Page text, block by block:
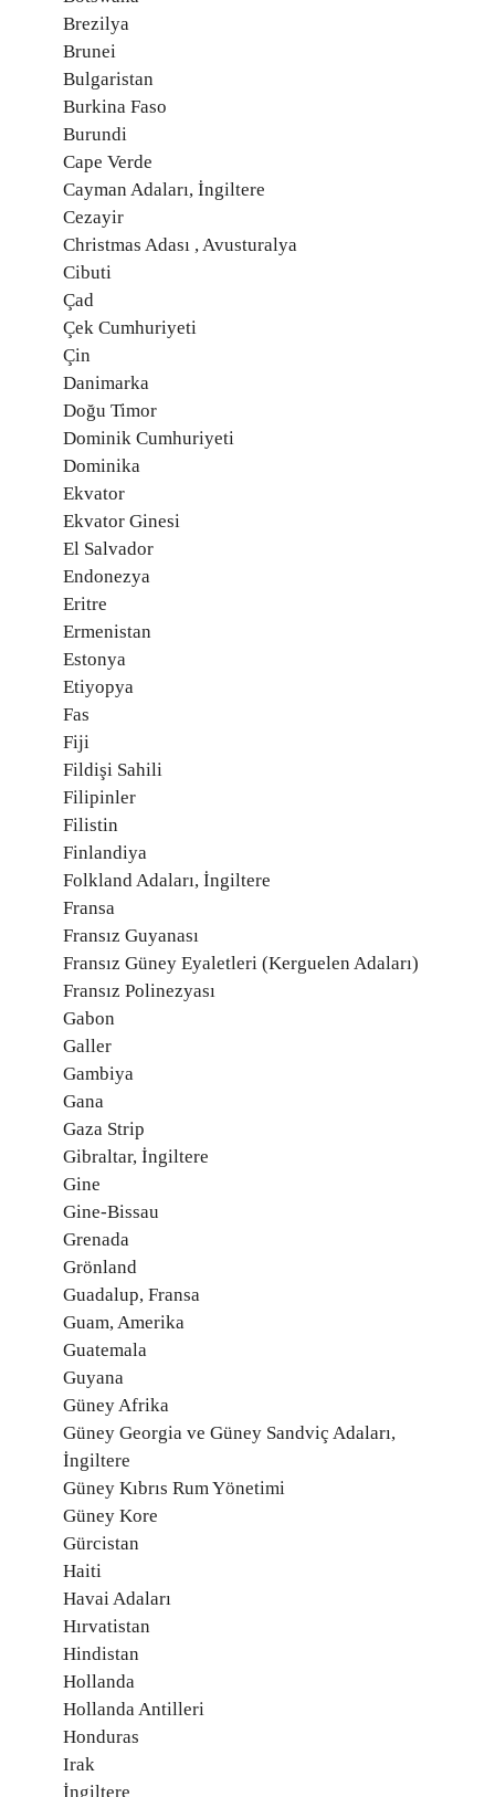
Brezilya
Brunei
Bulgaristan
Burkina Faso
Burundi
Cape Verde
Cayman Adaları, İngiltere
Cezayir
Christmas Adası , Avusturalya
Cibuti
Çad
Çek Cumhuriyeti
Çin
Danimarka
Doğu Timor
Dominik Cumhuriyeti
Dominika
Ekvator
Ekvator Ginesi
El Salvador
Endonezya
Eritre
Ermenistan
Estonya
Etiyopya
Fas
Fiji
Fildişi Sahili
Filipinler
Filistin
Finlandiya
Folkland Adaları, İngiltere
Fransa
Fransız Guyanası
Fransız Güney Eyaletleri (Kerguelen Adaları)
Fransız Polinezyası
Gabon
Galler
Gambiya
Gana
Gaza Strip
Gibraltar, İngiltere
Gine
Gine-Bissau
Grenada
Grönland
Guadalup, Fransa
Guam, Amerika
Guatemala
Guyana
Güney Afrika
Güney Georgia ve Güney Sandviç Adaları,
İngiltere
Güney Kıbrıs Rum Yönetimi
Güney Kore
Gürcistan
Haiti
Havai Adaları
Hırvatistan
Hindistan
Hollanda
Hollanda Antilleri
Honduras
Irak
İngiltere